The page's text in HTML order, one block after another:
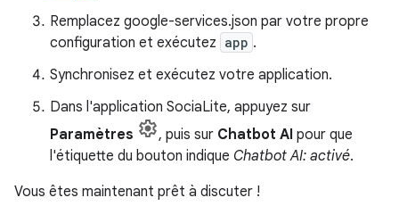
Remplacez google-services.json par votre propre
configuration et exécutez app .
Synchronisez et exécutez votre application.
Dans l'application SociaLite, appuyez sur
Paramètres
, puis sur Chatbot AI pour que
l'étiquette du bouton indique Chatbot AI: activé.
Vous êtes maintenant prêt à discuter !